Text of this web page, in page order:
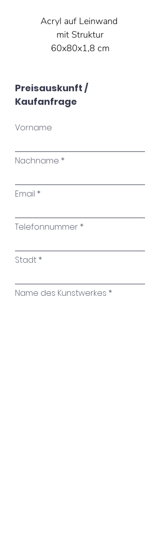
Acryl auf Leinwand
mit Struktur
60x80x1,8 cm
Preisauskunft /
Kaufanfrage
Vorname
Nachname
Email
Telefonnummer
Stadt
Name des Kunstwerkes